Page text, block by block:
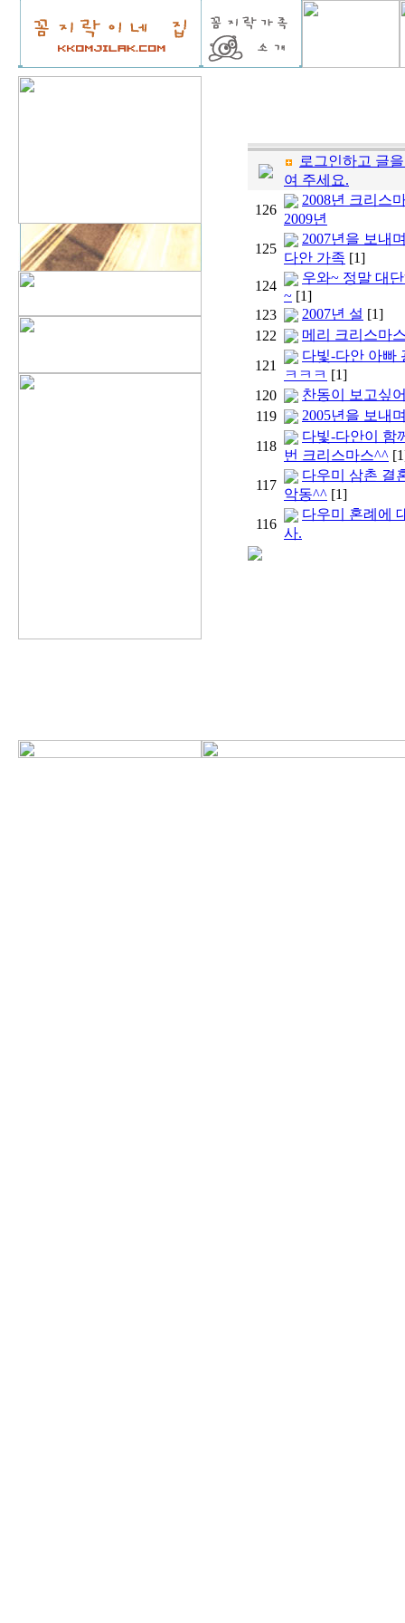
로그인하고 글
여 주세요.
126
2008년 크리스
2009년
125
2007년을 보내
다안 가족 [1]
124
우와~ 정말 대
~ [1]
123
2007년 설 [1]
122
메리 크리스마
121
다빛-다안 아빠
ㅋㅋㅋ [1]
120
찬동이 보고싶
119
2005년을 보내
118
다빛-다안이 함
번 크리스마스^^
117
다우미 삼촌 결
악동^^ [1]
116
다우미 혼례에
사.